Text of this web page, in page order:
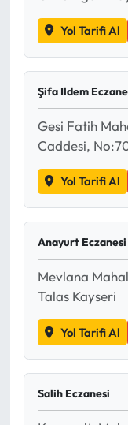
Yol Tarifi Al
Şifa Ildem
Gesi Fatih
Caddesi,
Yol Tarifi Al
Anayurt Eczanesi
Mevlana
Talas Kayseri
Yol Tarifi Al
Salih Eczanesi